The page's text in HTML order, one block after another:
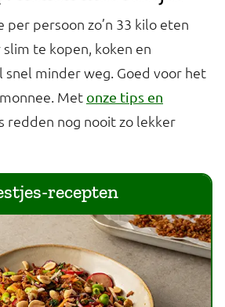
per persoon zo’n 33 kilo eten
te kopen, koken en
snel minder weg. Goed voor het
Met onze tips en
redden nog nooit zo lekker
recepten